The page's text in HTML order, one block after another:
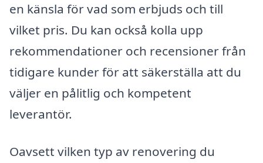
en känsla för vad som erbjuds och till
vilket pris. Du kan också kolla upp
rekommendationer och recensioner från
tidigare kunder för att säkerställa att du
väljer en pålitlig och kompetent
leverantör.
Oavsett vilken typ av renovering du